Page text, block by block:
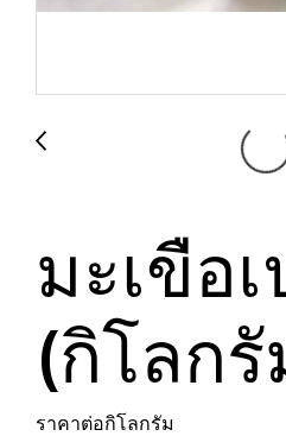
มะเขือเ
(กิโลก
ราคาต่อกิโลกรัม